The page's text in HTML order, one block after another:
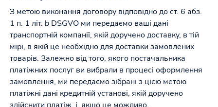
З метою виконання договору відповідно до ст. 6 абз.
1 п. 1 літ. b DSGVO ми передаємо ваші дані
транспортній компанії, якій доручено доставку, в тій
мірі, в якій це необхідно для доставки замовлених
товарів. Залежно від того, якого постачальника
платіжних послуг ви вибрали в процесі оформлення
замовлення, ми передаємо зібрані з цією метою
платіжні дані кредитній установі, якій доручено